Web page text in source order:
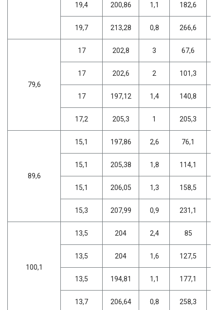
19,4 200,86 1,1 182,6
19,7 213,28 0,8 266,6
79,6
17 202,8 3 67,6
17 202,6 2 101,3
17 197,12 1,4 140,8
17,2 205,3 1 205,3
89,6
15,1 197,86 2,6 76,1
15,1 205,38 1,8 114,1
15,1 206,05 1,3 158,5
15,3 207,99 0,9 231,1
100,1
13,5 204 2,4 85
13,5 204 1,6 127,5
13,5 194,81 1,1 177,1
13,7 206,64 0,8 258,3